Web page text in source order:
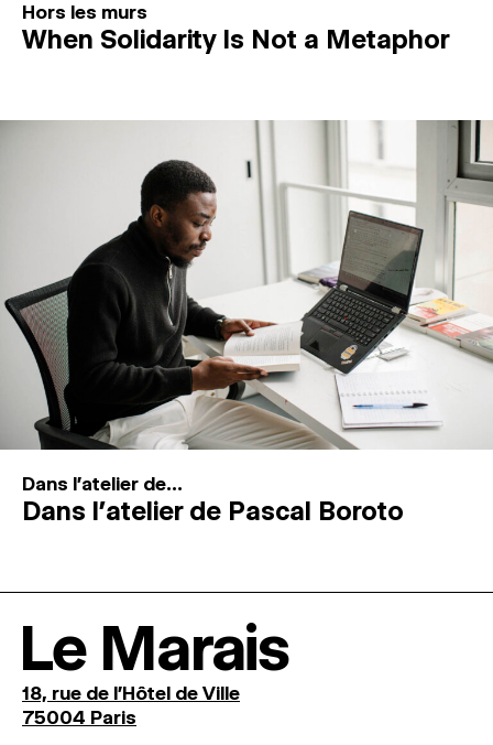
Hors les murs
When Solidarity Is Not a Metaphor
Dans l'atelier de...
Dans l’atelier de Pascal Boroto
Le Marais
18, rue de l'Hôtel de Ville
75004 Paris